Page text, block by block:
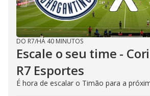
DO R7/HÁ 40 MINUTOS
Escale o seu time -
R7 Esportes
É hora de escalar o Timão para a